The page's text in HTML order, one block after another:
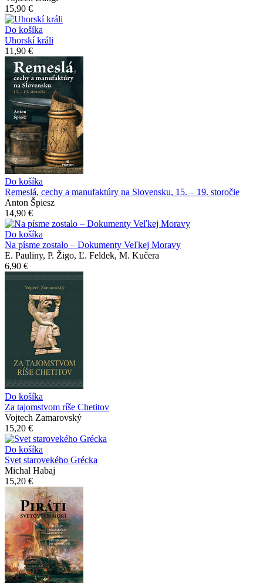
15,90 €
Do košíka
Uhorskí králi
11,90 €
Do košíka
Remeslá, cechy a manufaktúry na Slovensku, 15. – 19. storočie
Anton Špiesz
14,90 €
Do košíka
Na písme zostalo – Dokumenty Veľkej Moravy
E. Pauliny, P. Žigo, Ľ. Feldek, M. Kučera
6,90 €
Do košíka
Za tajomstvom ríše Chetitov
Vojtech Zamarovský
15,20 €
Do košíka
Svet starovekého Grécka
Michal Habaj
15,20 €